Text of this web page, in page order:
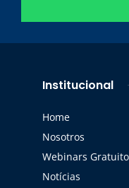
Institucional
Home
Nosotros
Webinars
Notícias